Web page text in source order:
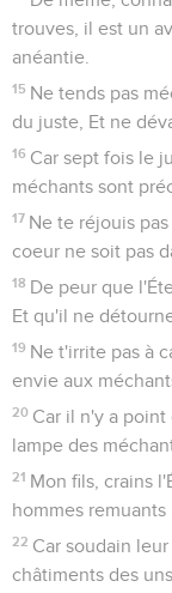
trouves, il est un
anéantie.
15 Ne tends pas
du juste, Et ne
16 Car sept fois le
méchants sont
17 Ne te réjouis
coeur ne soit pas
18 De peur que
Et qu'il ne
19 Ne t'irrite pas à
envie aux
20 Car il n'y a
lampe des
21 Mon fils, crains
hommes remuants
22 Car soudain
châtiments des